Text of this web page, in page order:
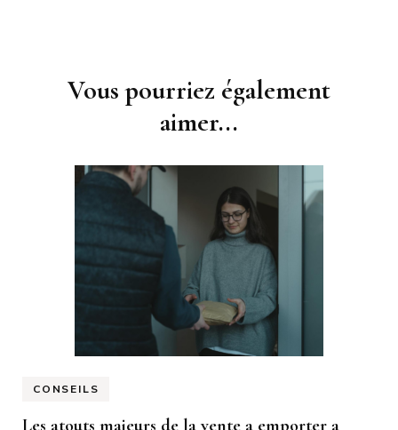
Navigation
Vous pourriez également
aimer...
CONSEILS
Les atouts majeurs de la vente a emporter a